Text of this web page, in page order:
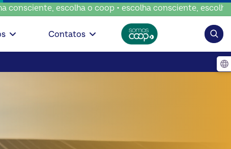
escolha o coop • escolha consciente, escolha o
Contatos